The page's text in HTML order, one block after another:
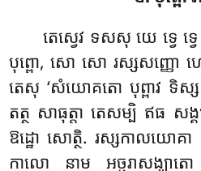
តេស្វេវ ទសសុ យេ ទ្វេ
បុព្ពោ, សោ សោ រស្សសញ្ញោ
តេសុ ‘សំយោគតោ បុព្ពាវ ទិស្សន្
តត្ថ សាធុត្តា តេសម្បិ ឥធ ស
ឱដ្ឋោ សោត្ថិ. រស្សកាលយោគា
កាលោ នាម អច្ឆរាសង្ឃាតោ